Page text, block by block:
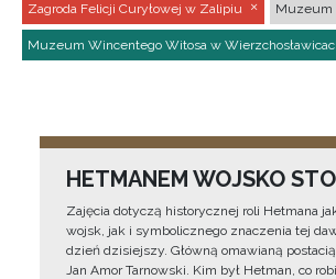
Zagroda Felicji Curyłowej w Zalipiu Muzeum
Muzeum Wincentego Witosa w
HETMANEM WOJSKO
Zajęcia dotyczą historycznej roli Hetmana
wojsk, jak i symbolicznego znaczenia tej
dzień dzisiejszy. Główną omawianą
Jan Amor Tarnowski. Kim był Hetman, co